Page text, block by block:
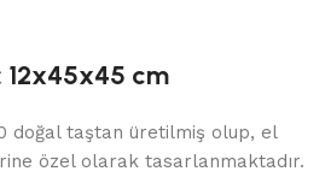
12x45x45 cm
doğal taştan üretilmiş olup, el
özel olarak tasarlanmaktadır.